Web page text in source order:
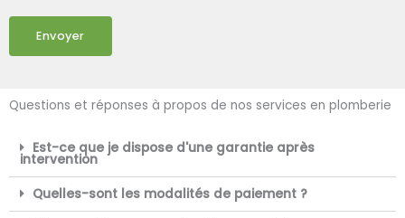
Envoyer
Questions et réponses à propos de nos services en plomberie
Est-ce que je dispose d'une garantie après
intervention
Quelles-sont les modalités de paiement ?